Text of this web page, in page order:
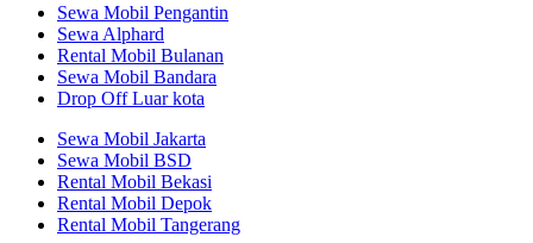
Sewa Mobil Pengantin
Sewa Alphard
Rental Mobil Bulanan
Sewa Mobil Bandara
Drop Off Luar kota
Sewa Mobil Jakarta
Sewa Mobil BSD
Rental Mobil Bekasi
Rental Mobil Depok
Rental Mobil Tangerang